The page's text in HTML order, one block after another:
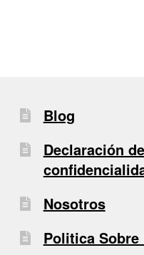
Blog
Declaración
Nosotros
Politica Sobre